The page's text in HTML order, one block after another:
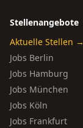
Stellenangebote
Aktuelle Stellen →
Jobs Berlin
Jobs Hamburg
Jobs München
Jobs Köln
Jobs Frankfurt